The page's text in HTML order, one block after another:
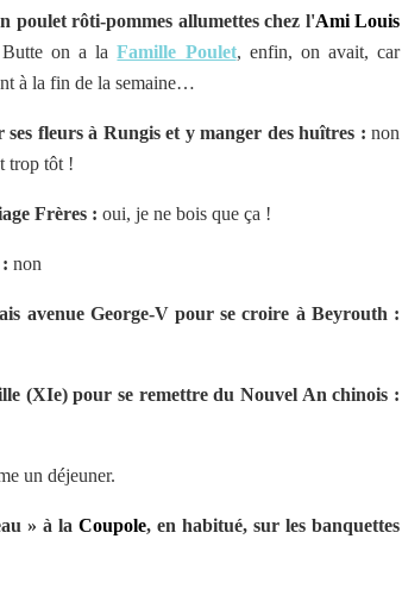
poulet rôti-pommes allumettes chez l'Ami Louis
Butte on a laFamille Poulet, enfin, on avait, car
à la fin de la semaine…
fleurs à Rungis et y manger des huîtres : non
trop tôt !
Frères : oui, je ne bois que ça !
non
avenue George-V pour se croire à Beyrouth :
(XIe) pour se remettre du Nouvel An chinois :
un déjeuner.
» à la Coupole, en habitué, sur les banquettes